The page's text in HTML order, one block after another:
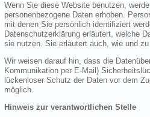
Wenn Sie diese Website benutzen,
personenbezogene Daten erhoben.
mit denen Sie persönlich identifiziert
Datenschutzerklärung erläutert, welche
sie nutzen. Sie erläutert auch, wie und
Wir weisen darauf hin, dass die
Kommunikation per E-Mail)
lückenloser Schutz der Daten vor dem
möglich.
Hinweis zur verantwortlichen Stelle